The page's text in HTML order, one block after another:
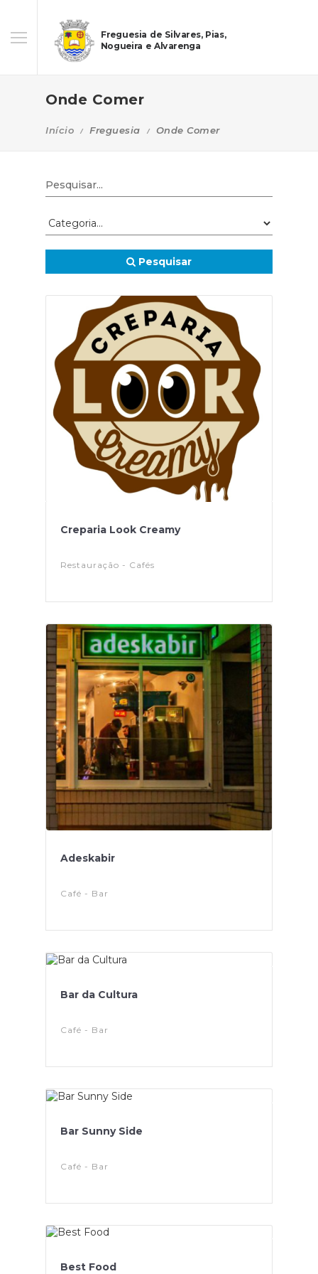
Freguesia de Silvares, Pias,
Nogueira e Alvarenga
Onde Comer
Início Freguesia Onde Comer
Pesquisar
Creparia Look Creamy
Restauração - Cafés
Adeskabir
Café - Bar
Bar da Cultura
Café - Bar
Bar Sunny Side
Café - Bar
Best Food